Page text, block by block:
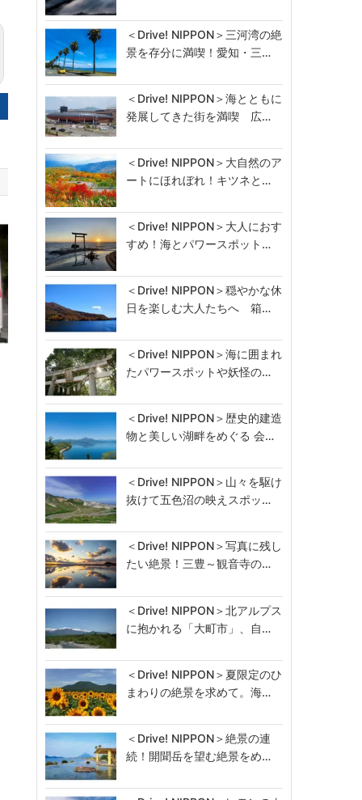
＜Drive! NIPPON＞三河湾の絶
景を存分に満喫！愛知・三…
＜Drive! NIPPON＞海とともに
発展してきた街を満喫 広…
＜Drive! NIPPON＞大自然のア
ートにほれぼれ！キツネと…
＜Drive! NIPPON＞大人におす
すめ！海とパワースポット…
＜Drive! NIPPON＞穏やかな休
日を楽しむ大人たちへ 箱…
＜Drive! NIPPON＞海に囲まれ
たパワースポットや妖怪の…
＜Drive! NIPPON＞歴史的建造
物と美しい湖畔をめぐる 会…
＜Drive! NIPPON＞山々を駆け
抜けて五色沼の映えスポッ…
＜Drive! NIPPON＞写真に残し
たい絶景！三豊～観音寺の…
＜Drive! NIPPON＞北アルプス
に抱かれる「大町市」、自…
＜Drive! NIPPON＞夏限定のひ
まわりの絶景を求めて。海…
＜Drive! NIPPON＞絶景の連
続！開聞岳を望む絶景をめ…